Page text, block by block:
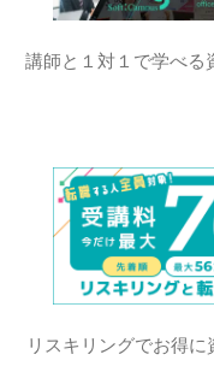
講師と１対１で学べる
リスキリングでお得